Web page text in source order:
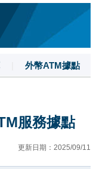
外幣ATM據點
服務據點
更新日期：2025/09/11